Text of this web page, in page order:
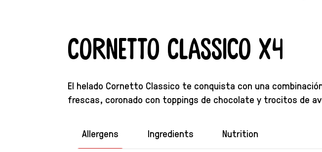
Cornetto Classico x4
El helado Cornetto Classico te conquista con una
frescas, coronado con toppings de chocolate y trocitos de
Allergens Ingredients Nutrition